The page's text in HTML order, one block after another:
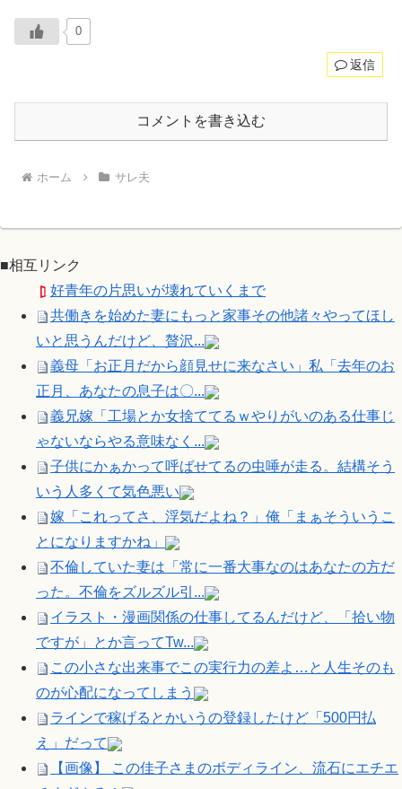
0
返信
コメントを書き込む
ホーム サレ夫
■相互リンク
好青年の片思いが壊れていくまで
共働きを始めた妻にもっと家事その他諸々やってほし
いと思うんだけど、贅沢...
義母「お正月だから顔見せに来なさい」私「去年のお
正月、あなたの息子は〇...
義兄嫁「工場とか女捨ててるｗやりがいのある仕事じ
ゃないならやる意味なく...
子供にかぁかって呼ばせてるの虫唾が走る。結構そう
いう人多くて気色悪い
嫁「これってさ、浮気だよね？」俺「まぁそういうこ
とになりますかね」
不倫していた妻は「常に一番大事なのはあなたの方だ
った。不倫をズルズル引...
イラスト・漫画関係の仕事してるんだけど、「拾い物
ですが」とか言ってTw...
この小さな出来事でこの実行力の差よ…と人生そのも
のが心配になってしまう
ラインで稼げるとかいうの登録したけど「500円払
え」だって
【画像】 この佳子さまのボディライン、流石にエチエ